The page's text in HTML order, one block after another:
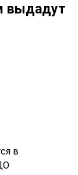
выдадут
в